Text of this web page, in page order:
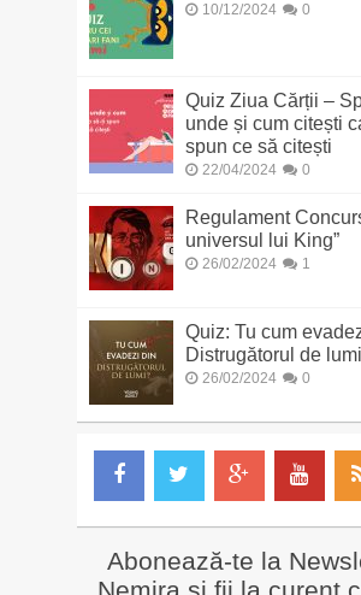
10/12/2024 0
Quiz Ziua Cărții –
unde și cum citești
spun ce să citești
22/04/2024 0
Regulament
universul lui King”
26/02/2024 1
Quiz: Tu cum
Distrugătorul de
26/02/2024 0
Abonează-te la